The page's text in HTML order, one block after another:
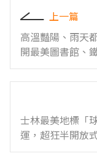
上一篇
高溫豔陽、雨天
開最美圖書館、
士林最美地標「
運，超狂半開放